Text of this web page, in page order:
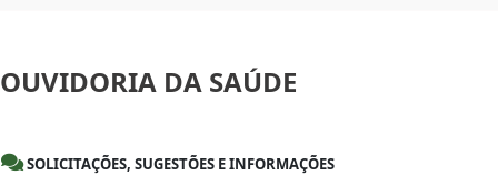
OUVIDORIA DA SAÚDE
SOLICITAÇÕES, SUGESTÕES E INFORMAÇÕES